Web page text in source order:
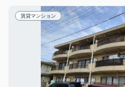
賃貸マンション